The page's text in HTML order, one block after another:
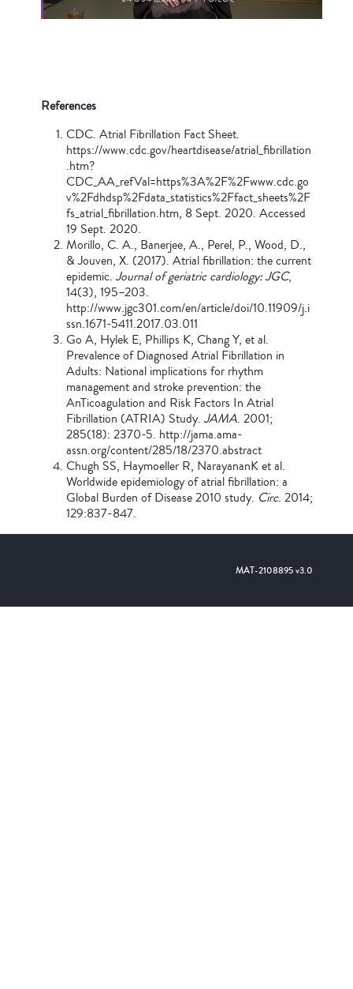
References
CDC. Atrial Fibrillation Fact Sheet.
https://www.cdc.gov/heartdisease/atrial_fibrillation
.htm?
CDC_AA_refVal=https%3A%2F%2Fwww.cdc.go
v%2Fdhdsp%2Fdata_statistics%2Ffact_sheets%2F
fs_atrial_fibrillation.htm, 8 Sept. 2020. Accessed
19 Sept. 2020.
Morillo, C. A., Banerjee, A., Perel, P., Wood, D.,
& Jouven, X. (2017). Atrial fibrillation: the current
epidemic. Journal of geriatric cardiology: JGC,
14(3), 195–203.
http://www.jgc301.com/en/article/doi/10.11909/j.i
ssn.1671-5411.2017.03.011
Go A, Hylek E, Phillips K, Chang Y, et al.
Prevalence of Diagnosed Atrial Fibrillation in
Adults: National implications for rhythm
management and stroke prevention: the
AnTicoagulation and Risk Factors In Atrial
Fibrillation (ATRIA) Study. JAMA. 2001;
285(18): 2370-5. http://jama.ama-
assn.org/content/285/18/2370.abstract
Chugh SS, Haymoeller R, NarayananK et al.
Worldwide epidemiology of atrial fibrillation: a
Global Burden of Disease 2010 study. Circ. 2014;
129:837-847.
MAT-2108895 v3.0